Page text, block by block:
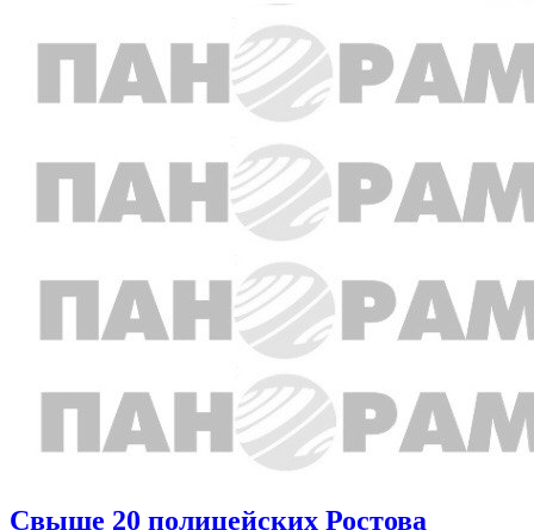
Свыше 20 полицейских Ростова